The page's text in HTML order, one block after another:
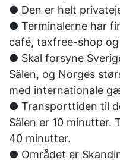
● Den er helt
● Terminalerne har
café, taxfree-shop
● Skal forsyne
Sälen, og Norges
med internationale
● Transporttiden til
Sälen er 10 minutter.
40 minutter.
● Området er